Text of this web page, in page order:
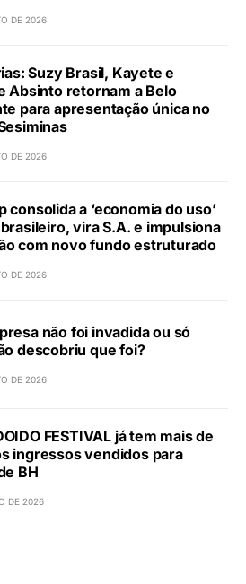
DE 2026
Suzy Brasil, Kayete e
Absinto retornam a Belo
para apresentação única no
DE 2026
consolida a ‘economia do uso’
vira S.A. e impulsiona
com novo fundo estruturado
DE 2026
não foi invadida ou só
descobriu que foi?
DE 2026
FESTIVAL já tem mais de
ingressos vendidos para
BH
DE 2026